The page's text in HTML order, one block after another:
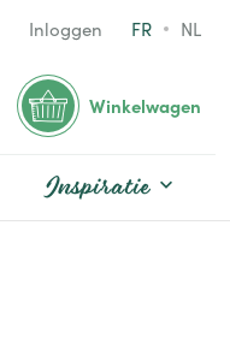
Inloggen FR NL
Winkelwagen
Inspiratie